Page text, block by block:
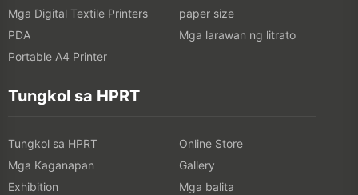
Mga Digital Textile Printers
paper size
PDA
Mga larawan ng litrato
Portable A4 Printer
Tungkol sa HPRT
Tungkol sa HPRT
Online Store
Mga Kaganapan
Gallery
Exhibition
Mga balita